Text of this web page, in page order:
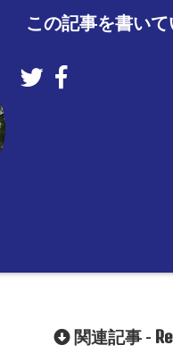
この記事を書いて
関連記事 -